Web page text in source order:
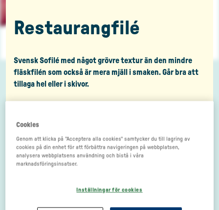
Restaurangfilé
Svensk Sofilé med något grövre textur än den mindre
fläskfilén som också är mera mjäll i smaken. Går bra att
tillaga hel eller i skivor.
Cookies
Genom att klicka på "Acceptera alla cookies" samtycker du till lagring av
cookies på din enhet för att förbättra navigeringen på webbplatsen,
analysera webbplatsens användning och bistå i våra
marknadsföringsinsatser.
Inställningar för cookies